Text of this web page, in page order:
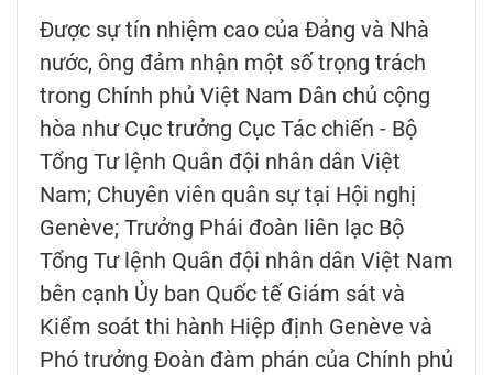
Được sự tín nhiệm cao của Đảng và Nhà
nước, ông đảm nhận một số trọng trách
trong Chính phủ Việt Nam Dân chủ cộng
hòa như Cục trưởng Cục Tác chiến - Bộ
Tổng Tư lệnh Quân đội nhân dân Việt
Nam; Chuyên viên quân sự tại Hội nghị
Genève; Trưởng Phái đoàn liên lạc Bộ
Tổng Tư lệnh Quân đội nhân dân Việt Nam
bên cạnh Ủy ban Quốc tế Giám sát và
Kiểm soát thi hành Hiệp định Genève và
Phó trưởng Đoàn đàm phán của Chính phủ